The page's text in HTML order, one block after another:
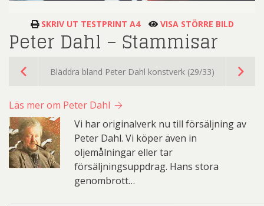
SKRIV UT TESTPRINT A4 VISA STÖRRE BILD
Peter Dahl – Stammisar
Bläddra bland Peter Dahl konstverk (29/33)
Läs mer om Peter Dahl
Vi har originalverk nu till försäljning av
Peter Dahl. Vi köper även in
oljemålningar eller tar
försäljningsuppdrag. Hans stora
genombrott…